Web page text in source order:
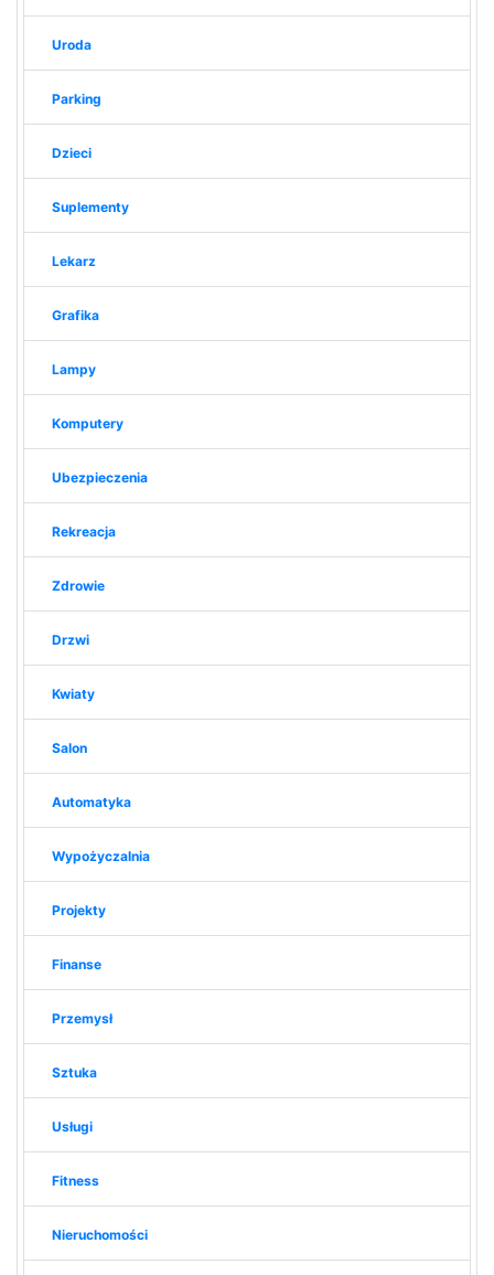
Uroda
Parking
Dzieci
Suplementy
Lekarz
Grafika
Lampy
Komputery
Ubezpieczenia
Rekreacja
Zdrowie
Drzwi
Kwiaty
Salon
Automatyka
Wypożyczalnia
Projekty
Finanse
Przemysł
Sztuka
Usługi
Fitness
Nieruchomości